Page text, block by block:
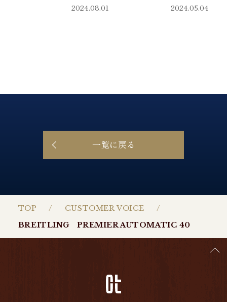
TOP
CUSTOMER VOICE
BREITLING PREMIER AUTOMATIC 40
2024.08.01 2024.05.04
一覧に戻る